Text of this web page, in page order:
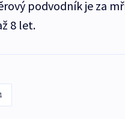
podvodník je za
8 let.